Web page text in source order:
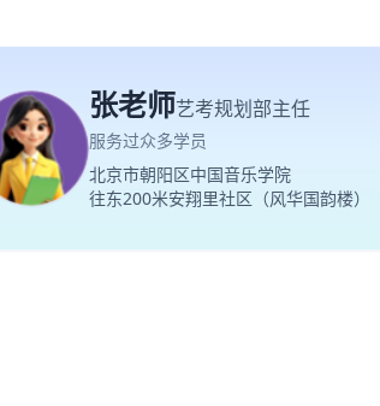
张老师艺考规划部主任
服务过众多学员
北京市朝阳区中国音乐学院
往东200米安翔里社区（风华国韵楼）